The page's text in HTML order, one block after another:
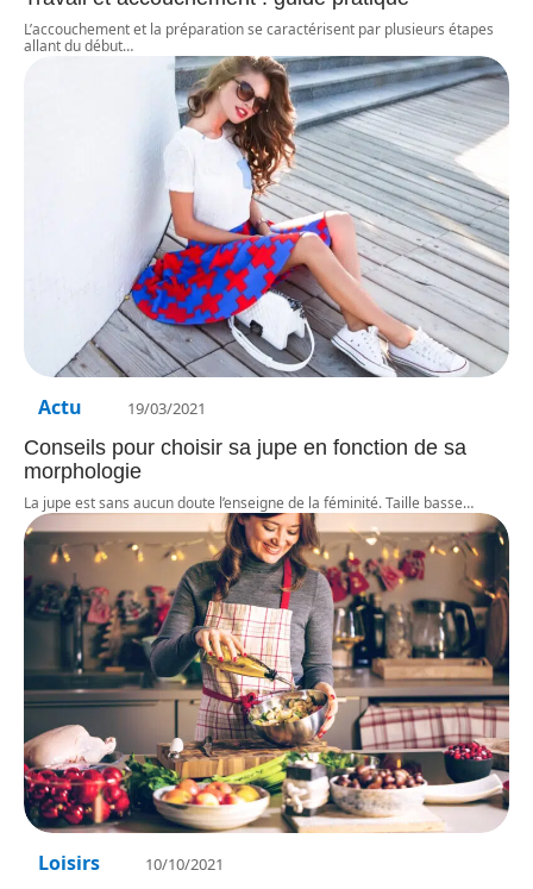
L’accouchement et la préparation se caractérisent par plusieurs étapes
allant du début…
Actu 19/03/2021
Conseils pour choisir sa jupe en fonction de sa
morphologie
La jupe est sans aucun doute l’enseigne de la féminité. Taille basse…
Loisirs 10/10/2021